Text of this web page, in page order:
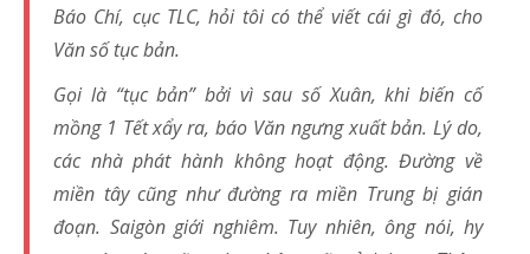
Báo Chí, cục TLC, hỏi tôi có thể viết cái gì đó, cho
Văn số tục bản.
Gọi là “tục bản” bởi vì sau số Xuân, khi biến cố
mồng 1 Tết xẩy ra, báo Văn ngưng xuất bản. Lý do,
các nhà phát hành không hoạt động. Đường về
miền tây cũng như đường ra miền Trung bị gián
đoạn. Saigòn giới nghiêm. Tuy nhiên, ông nói, hy